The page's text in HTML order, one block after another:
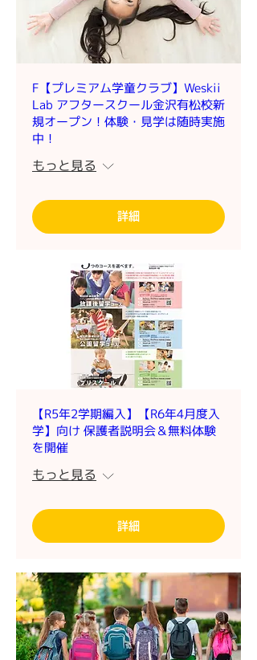
F【プレミアム学童クラブ】Weskii
Lab アフタースクール金沢有松校新
規オープン！体験・見学は随時実施
中！
もっと見る
詳細
【R5年2学期編入】【R6年4月度入
学】向け 保護者説明会＆無料体験
を開催
もっと見る
詳細